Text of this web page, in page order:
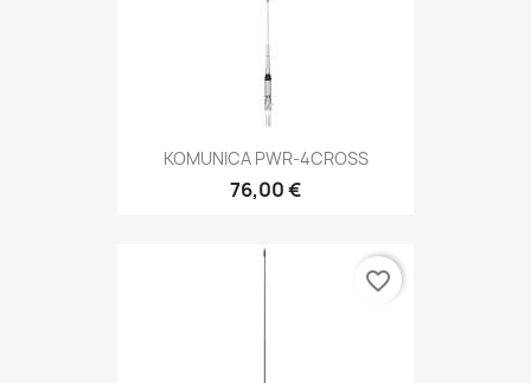
KOMUNICA PWR-4CROSS
76,00 €
favorite_border